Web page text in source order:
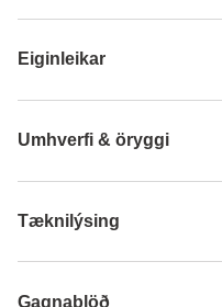
Eiginleikar
Umhverfi & öryggi
Tæknilýsing
Gagnablöð